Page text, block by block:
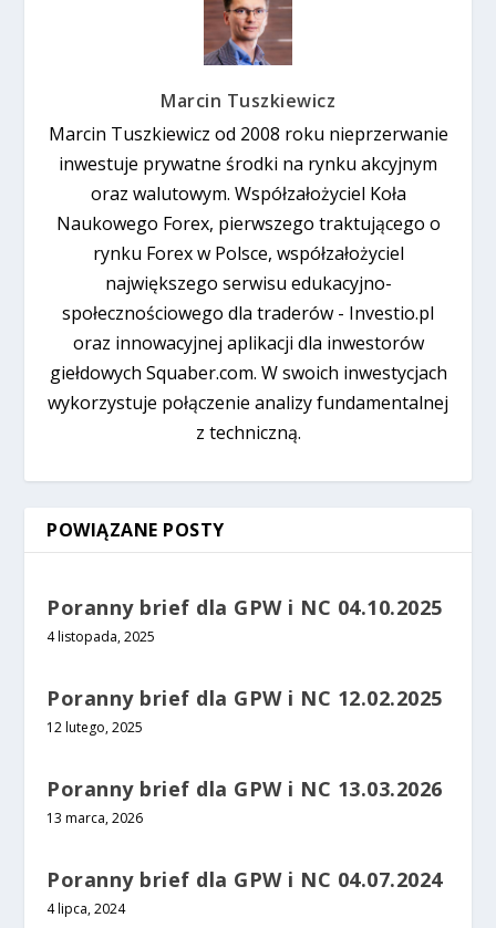
Marcin Tuszkiewicz
Marcin Tuszkiewicz od 2008 roku nieprzerwanie
inwestuje prywatne środki na rynku akcyjnym
oraz walutowym. Współzałożyciel Koła
Naukowego Forex, pierwszego traktującego o
rynku Forex w Polsce, współzałożyciel
największego serwisu edukacyjno-
społecznościowego dla traderów - Investio.pl
oraz innowacyjnej aplikacji dla inwestorów
giełdowych Squaber.com. W swoich inwestycjach
wykorzystuje połączenie analizy fundamentalnej
z techniczną.
POWIĄZANE POSTY
Poranny brief dla GPW i NC 04.10.2025
4 listopada, 2025
Poranny brief dla GPW i NC 12.02.2025
12 lutego, 2025
Poranny brief dla GPW i NC 13.03.2026
13 marca, 2026
Poranny brief dla GPW i NC 04.07.2024
4 lipca, 2024